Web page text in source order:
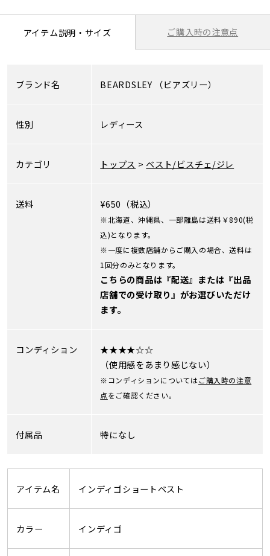
アイテム説明・サイズ ご購入時の注意点
ブランド名 BEARDSLEY （ビアズリー）
性別 レディース
カテゴリ トップス > ベスト/ビスチェ/ジレ
送料 ¥650（税込）
※北海道、沖縄県、一部離島は送料￥890(税
込)となります。
※一度に複数店舗からご購入の場合、送料は
1回分のみとなります。
こちらの商品は『配送』または『出品
店舗での受け取り』がお選びいただけ
ます。
コンディション
★★★★☆☆
（使用感をあまり感じない）
※コンディションについてはご購入時の注意
点をご確認ください。
付属品 特になし
アイテム名 インディゴショートベスト
カラー インディゴ